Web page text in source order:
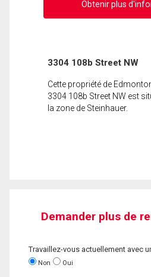
Obtenir plus
3304 108b Street NW
Cette propriété de
3304 108b Street NW est
la zone de Steinhauer.
Demander plus de
Travaillez-vous actuellement avec
Non Oui